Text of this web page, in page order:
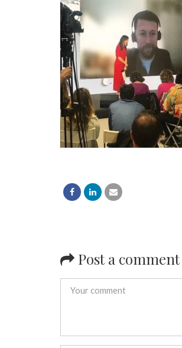
Post a comment